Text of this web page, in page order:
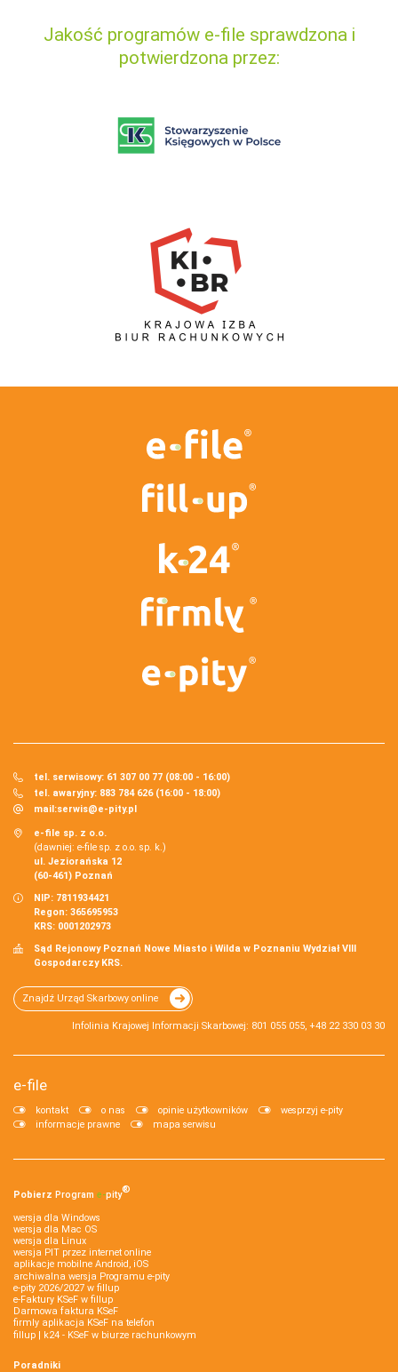
Jakość programów e-file sprawdzona i
potwierdzona przez:
tel. serwisowy: 61 307 00 77 (08:00 - 16:00)
tel. awaryjny: 883 784 626 (16:00 - 18:00)
mail:serwis@e-pity.pl
e-file sp. z o.o.
(dawniej: e-file sp. z o.o. sp. k.)
ul. Jeziorańska 12
(60-461) Poznań
NIP: 7811934421
Regon: 365695953
KRS: 0001202973
Sąd Rejonowy Poznań Nowe Miasto i Wilda w Poznaniu Wydział VIII
Gospodarczy KRS.
Znajdź Urząd Skarbowy online
Infolinia Krajowej Informacji Skarbowej: 801 055 055, +48 22 330 03 30
e-file
kontakt o nas opinie użytkowników
wesprzyj e-pity
informacje prawne
mapa serwisu
Pobierz Program e‑pity®
wersja dla Windows
wersja dla Mac OS
wersja dla Linux
wersja PIT przez internet online
aplikacje mobilne Android, iOS
archiwalna wersja Programu e-pity
e-pity 2026/2027 w fillup
e‑Faktury KSeF w fillup
Darmowa faktura KSeF
firmly aplikacja KSeF na telefon
fillup | k24 - KSeF w biurze rachunkowym
Poradniki